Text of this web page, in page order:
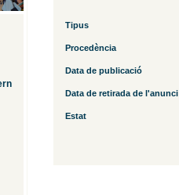
Tipus
Procedència
Data de publicació
Data de retirada de l'anunci
Estat